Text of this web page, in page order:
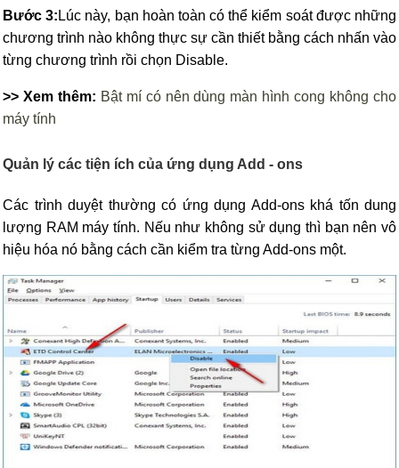
Bước 3: Lúc này, bạn hoàn toàn có thể kiểm soát được những
chương trình nào không thực sự cần thiết bằng cách nhấn vào
từng chương trình rồi chọn Disable.
>> Xem thêm: Bật mí có nên dùng màn hình cong không cho
máy tính
Quản lý các tiện ích của ứng dụng Add - ons
Các trình duyệt thường có ứng dụng Add-ons khá tốn dung
lượng RAM máy tính. Nếu như không sử dụng thì bạn nên vô
hiệu hóa nó bằng cách cần kiểm tra từng Add-ons một.